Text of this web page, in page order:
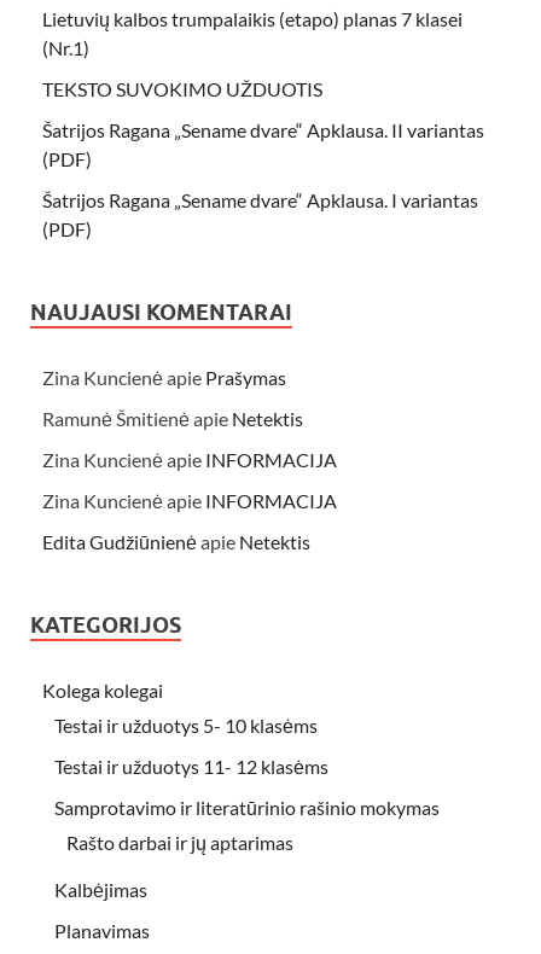
Lietuvių kalbos trumpalaikis (etapo) planas 7 klasei
(Nr.1)
TEKSTO SUVOKIMO UŽDUOTIS
Šatrijos Ragana „Sename dvare“ Apklausa. II variantas
(PDF)
Šatrijos Ragana „Sename dvare“ Apklausa. I variantas
(PDF)
NAUJAUSI KOMENTARAI
Zina Kuncienėapie Prašymas
Ramunė Šmitienėapie Netektis
Zina Kuncienėapie INFORMACIJA
Zina Kuncienėapie INFORMACIJA
Edita Gudžiūnienėapie Netektis
KATEGORIJOS
Kolega kolegai
Testai ir užduotys 5- 10 klasėms
Testai ir užduotys 11- 12 klasėms
Samprotavimo ir literatūrinio rašinio mokymas
Rašto darbai ir jų aptarimas
Kalbėjimas
Planavimas